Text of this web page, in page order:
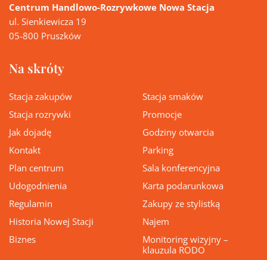
Centrum Handlowo-Rozrywkowe Nowa Stacja
ul. Sienkiewicza 19
05-800 Pruszków
Na skróty
Stacja zakupów
Stacja smaków
Stacja rozrywki
Promocje
Jak dojadę
Godziny otwarcia
Kontakt
Parking
Plan centrum
Sala konferencyjna
Udogodnienia
Karta podarunkowa
Regulamin
Zakupy ze stylistką
Historia Nowej Stacji
Najem
Biznes
Monitoring wizyjny –
klauzula RODO